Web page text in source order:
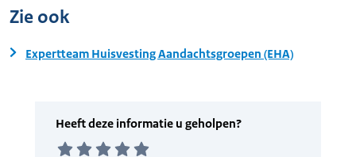
Zie ook
Expertteam Huisvesting Aandachtsgroepen (EHA)